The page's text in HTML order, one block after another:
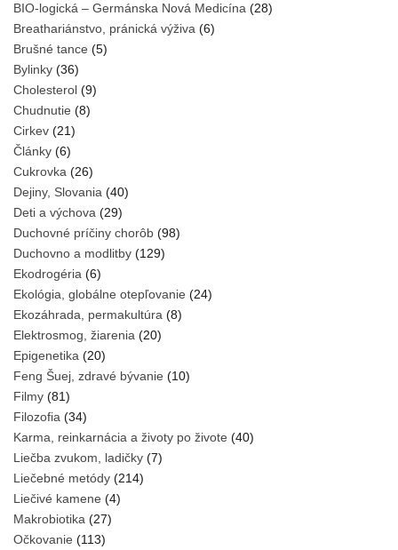
BIO-logická – Germánska Nová Medicína (28)
Breathariánstvo, pránická výživa (6)
Brušné tance (5)
Bylinky (36)
Cholesterol (9)
Chudnutie (8)
Cirkev (21)
Články (6)
Cukrovka (26)
Dejiny, Slovania (40)
Deti a výchova (29)
Duchovné príčiny chorôb (98)
Duchovno a modlitby (129)
Ekodrogéria (6)
Ekológia, globálne otepľovanie (24)
Ekozáhrada, permakultúra (8)
Elektrosmog, žiarenia (20)
Epigenetika (20)
Feng Šuej, zdravé bývanie (10)
Filmy (81)
Filozofia (34)
Karma, reinkarnácia a životy po živote (40)
Liečba zvukom, ladičky (7)
Liečebné metódy (214)
Liečivé kamene (4)
Makrobiotika (27)
Očkovanie (113)